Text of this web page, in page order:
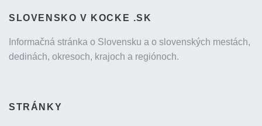
SLOVENSKO V KOCKE .SK
Informačná stránka o Slovensku a o slovenských mestách,
dedinách, okresoch, krajoch a regiónoch.
STRÁNKY